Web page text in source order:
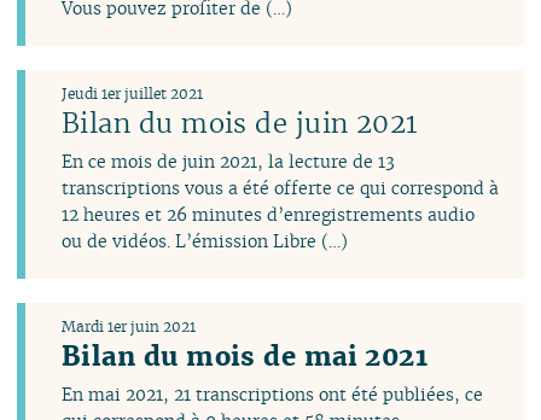
Vous pouvez profiter de (…)
Bilan du mois de juin 2021
Jeudi 1er juillet 2021
En ce mois de juin 2021, la lecture de 13
transcriptions vous a été offerte ce qui correspond à
12 heures et 26 minutes d’enregistrements audio
ou de vidéos. L’émission Libre (…)
Bilan du mois de mai 2021
Mardi 1er juin 2021
En mai 2021, 21 transcriptions ont été publiées, ce